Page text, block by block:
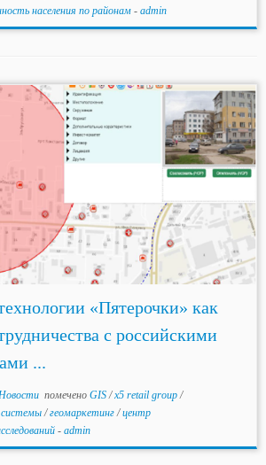
населения по районам - admin
«Пятерочки» как
с российскими
...
помечено GIS/x5 retail group/
системы/геомаркетинг/центр
- admin